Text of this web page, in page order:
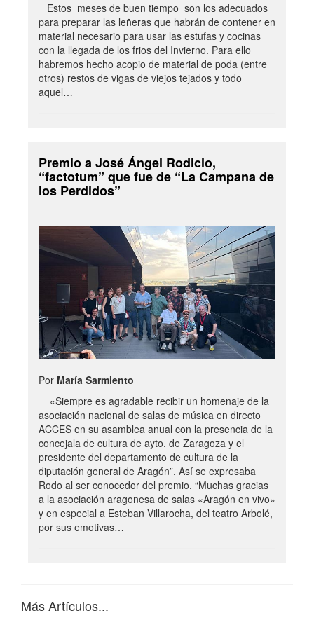
Estos meses de buen tiempo son los adecuados
para preparar las leñeras que habrán de contener en
material necesario para usar las estufas y cocinas
con la llegada de los frios del Invierno. Para ello
habremos hecho acopio de material de poda (entre
otros) restos de vigas de viejos tejados y todo
aquel…
Premio a José Ángel Rodicio,
“factotum” que fue de “La Campana de
los Perdidos”
Por María Sarmiento
«Siempre es agradable recibir un homenaje de la
asociación nacional de salas de música en directo
ACCES en su asamblea anual con la presencia de la
concejala de cultura de ayto. de Zaragoza y el
presidente del departamento de cultura de la
diputación general de Aragón”. Así se expresaba
Rodo al ser conocedor del premio. “Muchas gracias
a la asociación aragonesa de salas «Aragón en vivo»
y en especial a Esteban Villarocha, del teatro Arbolé,
por sus emotivas…
Más Artículos...